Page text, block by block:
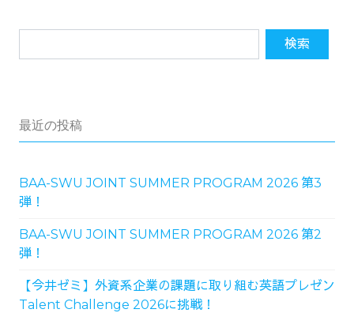
最近の投稿
BAA-SWU JOINT SUMMER PROGRAM 2026 第3
弾！
BAA-SWU JOINT SUMMER PROGRAM 2026 第2
弾！
【今井ゼミ】外資系企業の課題に取り組む英語プレゼン
Talent Challenge 2026に挑戦！